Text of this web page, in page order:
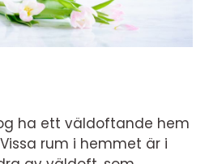
ha ett väldoftande hem
rum i hemmet är i